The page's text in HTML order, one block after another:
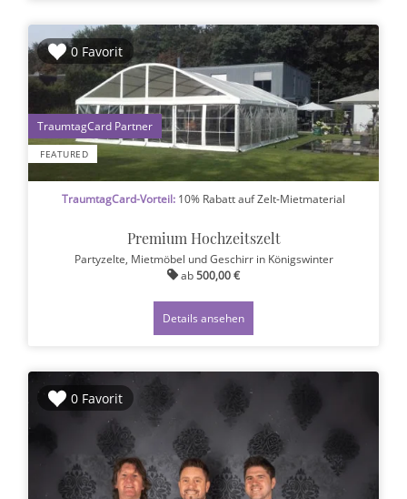
0 Favorit
FEATURED
1
TraumtagCard-Vorteil: 10% Rabatt auf Zelt-Mietmaterial
Premium Hochzeitszelt
Partyzelte, Mietmöbel und Geschirr in Königswinter
ab500,00 €
Details ansehen
0 Favorit